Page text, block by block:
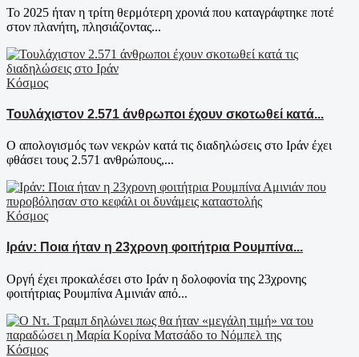
Το 2025 ήταν η τρίτη θερμότερη χρονιά που καταγράφτηκε ποτέ
στον πλανήτη, πλησιάζοντας...
Κόσμος
Τουλάχιστον 2.571 άνθρωποι έχουν σκοτωθεί κατά...
Ο απολογισμός των νεκρών κατά τις διαδηλώσεις στο Ιράν έχει
φθάσει τους 2.571 ανθρώπους,...
Κόσμος
Ιράν: Ποια ήταν η 23χρονη φοιτήτρια Ρουμπίνα...
Oργή έχει προκαλέσει στο Ιράν η δολοφονία της 23χρονης
φοιτήτριας Ρουμπίνα Αμινιάν από...
Κόσμος